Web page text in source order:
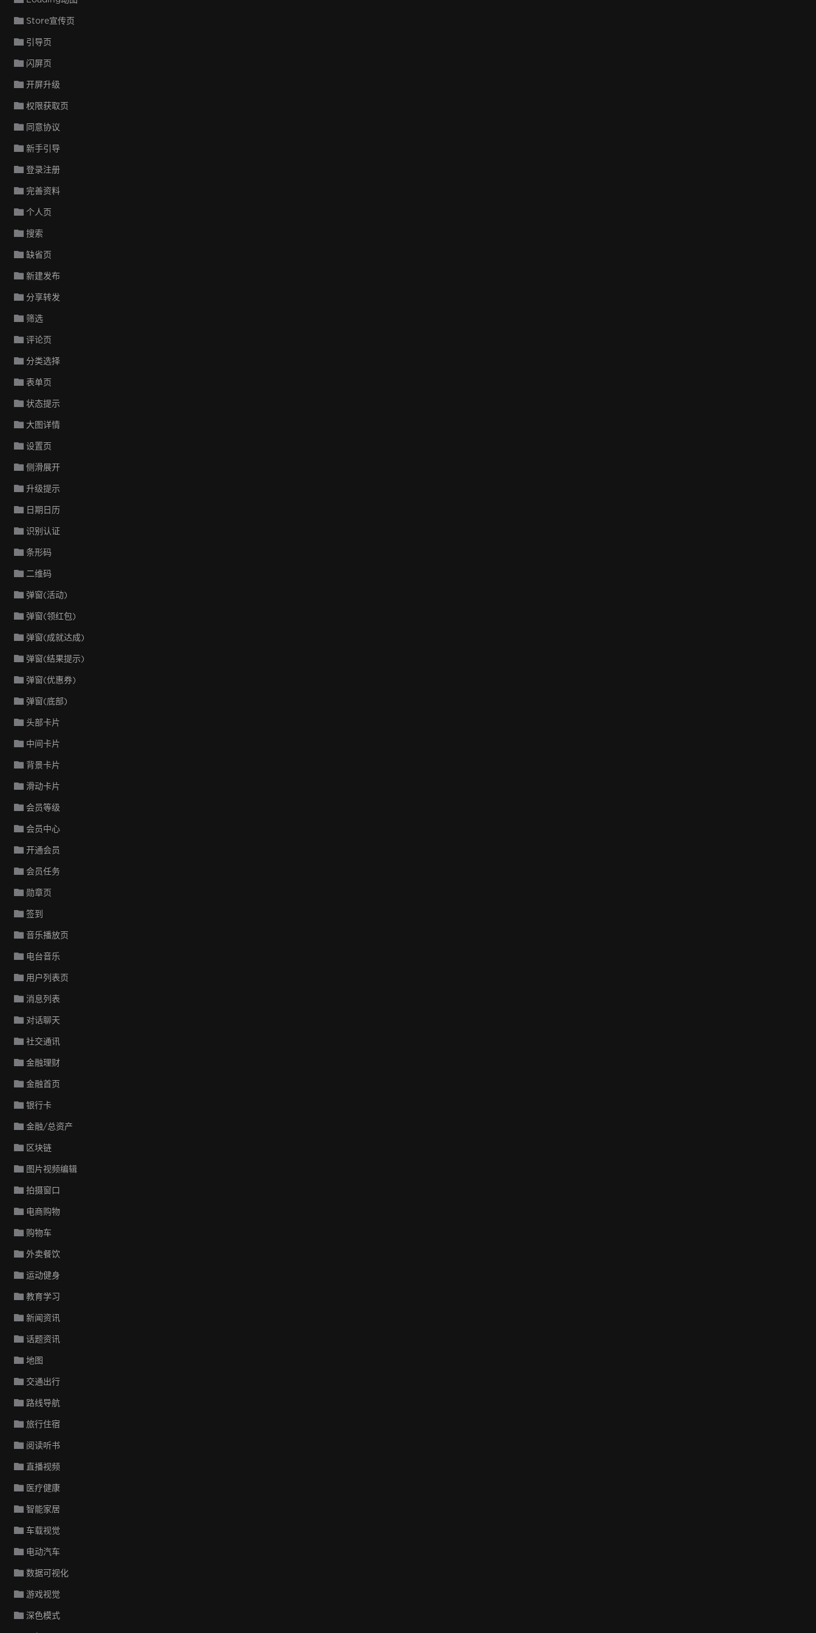
Store宣传页
引导页
闪屏页
开屏升级
权限获取页
同意协议
新手引导
登录注册
完善资料
个人页
搜索
缺省页
新建发布
分享转发
筛选
评论页
分类选择
表单页
状态提示
大图详情
设置页
侧滑展开
升级提示
日期日历
识别认证
条形码
二维码
弹窗(活动)
弹窗(领红包)
弹窗(成就达成)
弹窗(结果提示)
弹窗(优惠券)
弹窗(底部)
头部卡片
中间卡片
背景卡片
滑动卡片
会员等级
会员中心
开通会员
会员任务
勋章页
签到
音乐播放页
电台音乐
用户列表页
消息列表
对话聊天
社交通讯
金融理财
金融首页
银行卡
金融/总资产
区块链
图片视频编辑
拍摄窗口
电商购物
购物车
外卖餐饮
运动健身
教育学习
新闻资讯
话题资讯
地图
交通出行
路线导航
旅行住宿
阅读听书
直播视频
医疗健康
智能家居
车载视觉
电动汽车
数据可视化
游戏视觉
深色模式